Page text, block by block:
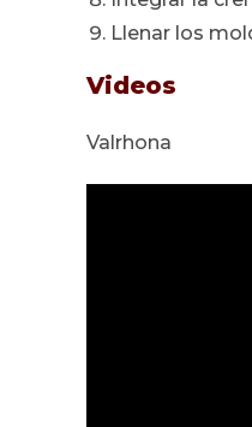
Llenar los
Videos
Valrhona